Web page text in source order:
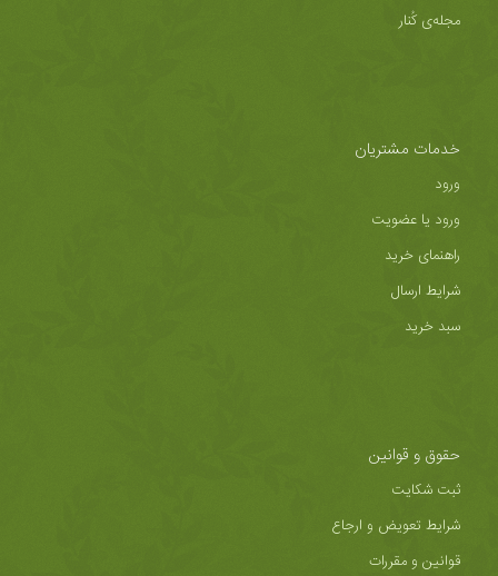
مجله‌ی کُنار
خدمات مشتریان
ورود
ورود یا عضویت
راهنمای خرید
شرایط ارسال
سبد خرید
حقوق و قوانین
ثبت شکایت
شرایط تعویض و ارجاع
قوانین و مقررات